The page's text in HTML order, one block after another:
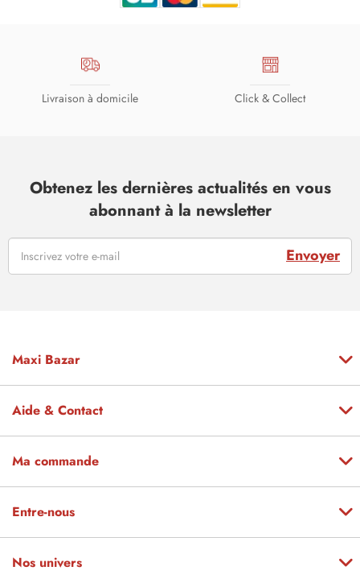
Livraison à domicile Click & Collect
Obtenez les dernières actualités en vous
abonnant à la newsletter
Envoyer
Maxi Bazar
Aide & Contact
Ma commande
Entre-nous
Nos univers